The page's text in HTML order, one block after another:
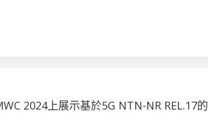
2024上展示基於5G NTN-NR REL.17的